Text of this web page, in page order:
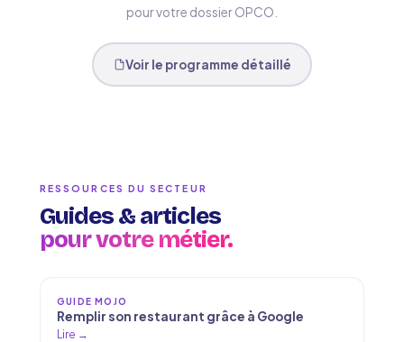
pour votre dossier OPCO.
Voir le programme détaillé
RESSOURCES DU SECTEUR
Guides & articles
pour votre métier.
GUIDE MOJO
Remplir son restaurant grâce à Google
Lire →